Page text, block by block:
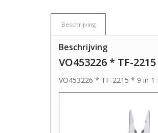
Beschrijving
Beschrijving
VO453226 * TF-
VO453226 * TF-2215 * 9 in